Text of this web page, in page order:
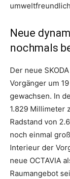
Neue
nochmals
Der neue
Vorgänger um
gewachsen. In
1.829 Millimeter
Radstand von
noch einmal
Interieur der
neue OCTAVIA
Raumangebot